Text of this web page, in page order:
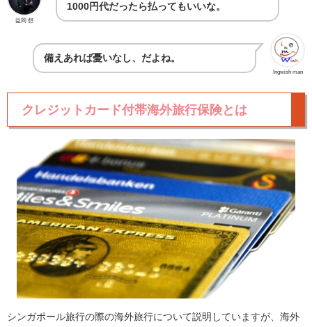
益岡 想
1000円代だったら払ってもいいな。
Ingwish man
備えあれば憂いなし、だよね。
クレジットカード付帯海外旅行保険とは
シンガポール旅行の際の海外旅行について説明していますが、海外